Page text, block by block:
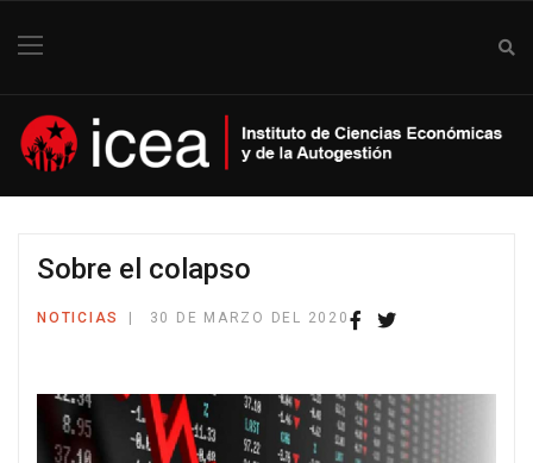
Sobre el colapso
NOTICIAS 30 DE MARZO DEL 2020